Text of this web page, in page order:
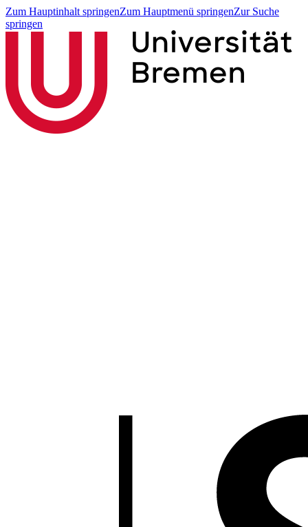
Zum Hauptinhalt springenZum Hauptmenü springenZur Suche
springen